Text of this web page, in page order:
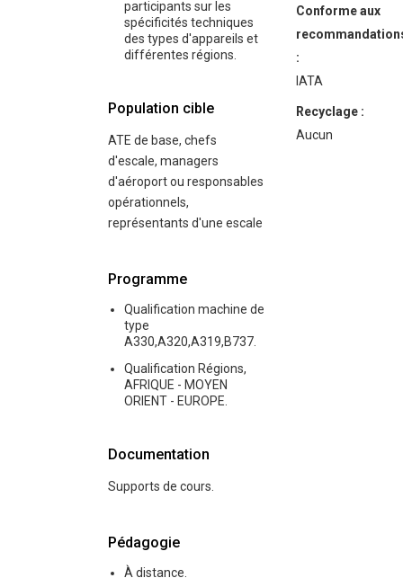
participants sur les
spécificités techniques
des types d'appareils et
différentes régions.
Population cible
ATE de base, chefs
d'escale, managers
d'aéroport ou responsables
opérationnels,
représentants d'une escale
Programme
Qualification machine de
type
A330,A320,A319,B737.
Qualification Régions,
AFRIQUE - MOYEN
ORIENT - EUROPE.
Documentation
Supports de cours.
Pédagogie
À distance.
Conforme aux
:
IATA
Recyclage :
Aucun